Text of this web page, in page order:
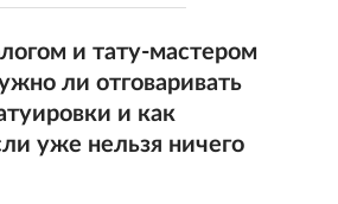
и тату-мастером
ли отговаривать
и как
уже нельзя ничего